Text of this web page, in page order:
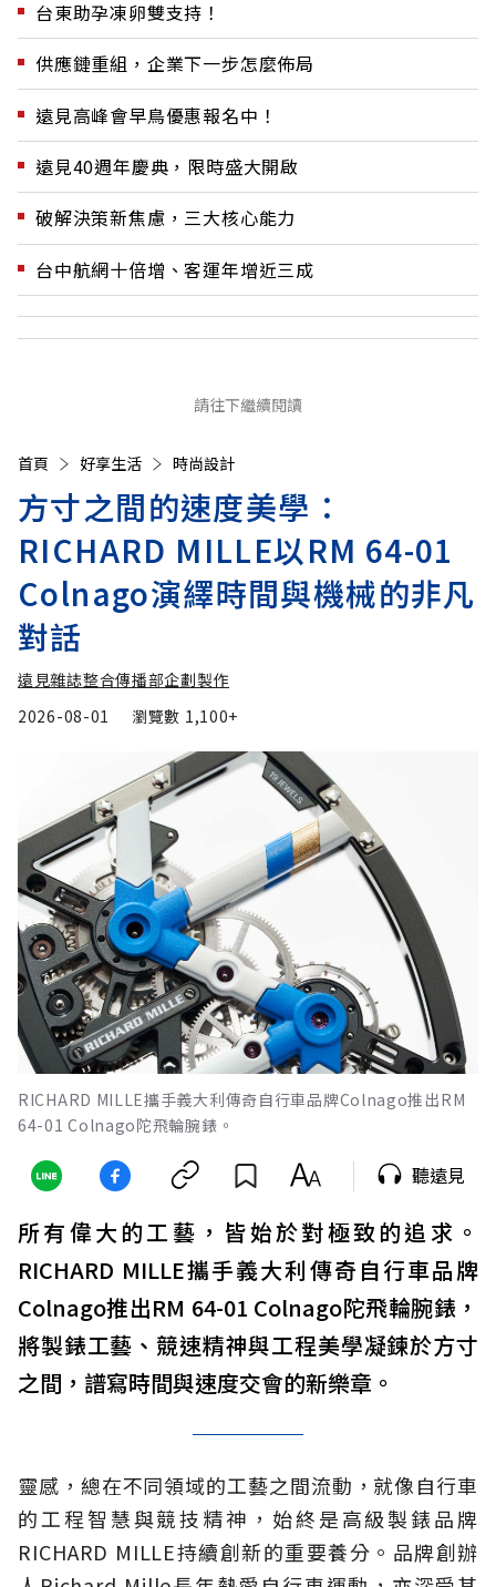
台東助孕凍卵雙支持！
供應鏈重組，企業下一步怎麼佈局
遠見高峰會早鳥優惠報名中！
遠見40週年慶典，限時盛大開啟
破解決策新焦慮，三大核心能力
台中航網十倍增、客運年增近三成
請往下繼續閱讀
首頁 好享生活 時尚設計
方寸之間的速度美學：
RICHARD MILLE以RM 64-01
Colnago演繹時間與機械的非凡
對話
遠見雜誌整合傳播部企劃製作
2026-08-01
瀏覽數 1,100+
RICHARD MILLE攜手義大利傳奇自行車品牌Colnago推出RM
64-01 Colnago陀飛輪腕錶。
聽遠見
所有偉大的工藝，皆始於對極致的追求。
RICHARD MILLE攜手義大利傳奇自行車品牌
Colnago推出RM 64-01 Colnago陀飛輪腕錶，
將製錶工藝、競速精神與工程美學凝鍊於方寸
之間，譜寫時間與速度交會的新樂章。
靈感，總在不同領域的工藝之間流動，就像自行車
的工程智慧與競技精神，始終是高級製錶品牌
RICHARD MILLE持續創新的重要養分。品牌創辦